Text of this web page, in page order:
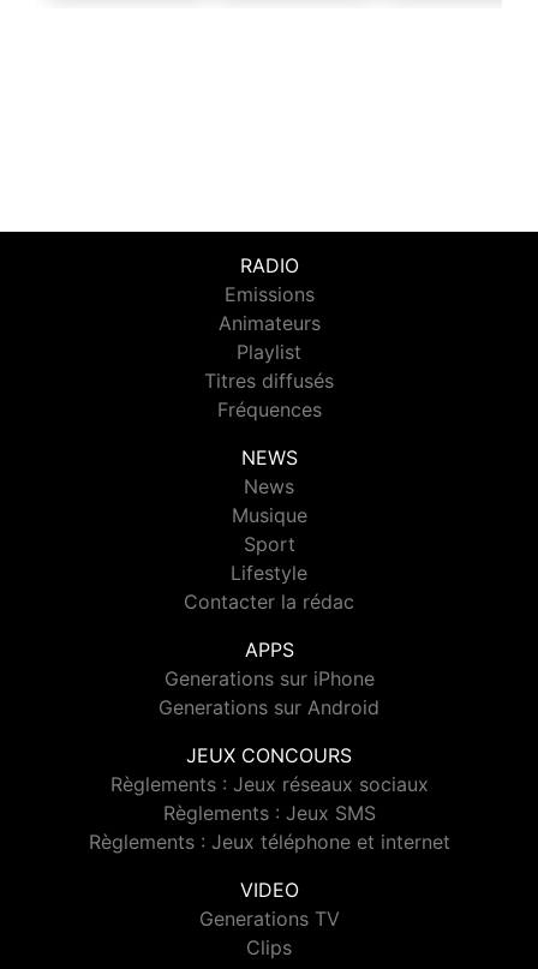
RADIO
Emissions
Animateurs
Playlist
Titres diffusés
Fréquences
NEWS
News
Musique
Sport
Lifestyle
Contacter la rédac
APPS
Generations sur iPhone
Generations sur Android
JEUX CONCOURS
Règlements : Jeux réseaux sociaux
Règlements : Jeux SMS
Règlements : Jeux téléphone et internet
VIDEO
Generations TV
Clips